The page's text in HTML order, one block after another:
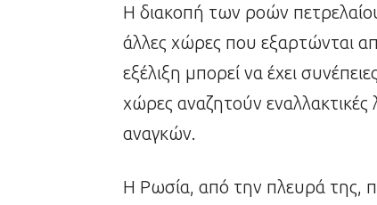
Η διακοπή των ροών
άλλες χώρες που εξαρτώνται
εξέλιξη μπορεί να έχει
χώρες αναζητούν
αναγκών.
Η Ρωσία, από την πλευρά της,